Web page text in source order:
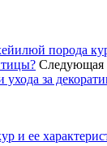
порода
Следующая
ухода за
и ее